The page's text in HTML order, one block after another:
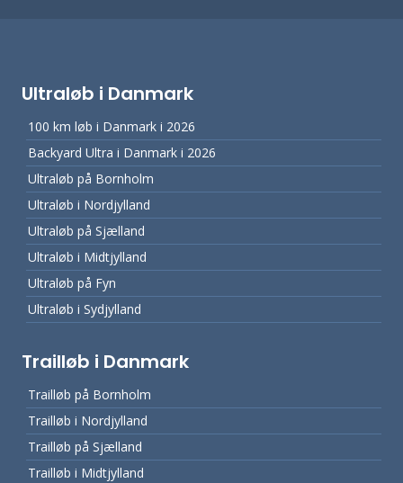
Ultraløb i Danmark
100 km løb i Danmark i 2026
Backyard Ultra i Danmark i 2026
Ultraløb på Bornholm
Ultraløb i Nordjylland
Ultraløb på Sjælland
Ultraløb i Midtjylland
Ultraløb på Fyn
Ultraløb i Sydjylland
Trailløb i Danmark
Trailløb på Bornholm
Trailløb i Nordjylland
Trailløb på Sjælland
Trailløb i Midtjylland